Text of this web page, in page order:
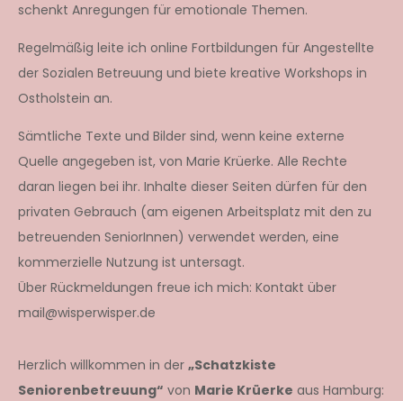
schenkt Anregungen für emotionale Themen.
Regelmäßig leite ich online Fortbildungen für Angestellte
der Sozialen Betreuung und biete kreative Workshops in
Ostholstein an.
Sämtliche Texte und Bilder sind, wenn keine externe
Quelle angegeben ist, von Marie Krüerke. Alle Rechte
daran liegen bei ihr. Inhalte dieser Seiten dürfen für den
privaten Gebrauch (am eigenen Arbeitsplatz mit den zu
betreuenden SeniorInnen) verwendet werden, eine
kommerzielle Nutzung ist untersagt.
Über Rückmeldungen freue ich mich: Kontakt über
mail@wisperwisper.de
Herzlich willkommen in der „Schatzkiste
Seniorenbetreuung“ von Marie Krüerke aus Hamburg: